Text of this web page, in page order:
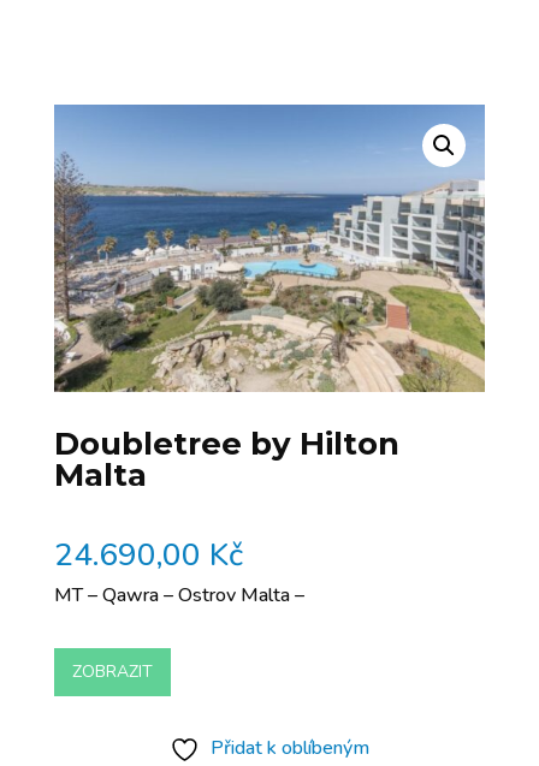
Doubletree by Hilton
Malta
24.690,00 Kč
MT – Qawra – Ostrov Malta –
ZOBRAZIT
Přidat k oblíbeným